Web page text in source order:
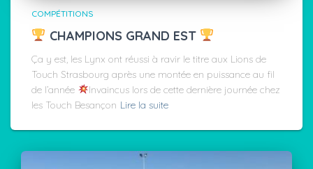
COMPÉTITIONS
CHAMPIONS GRAND EST
Ça y est, les Lynx ont réussi à ravir le titre aux Lions de
Touch Strasbourg après une montée en puissance au fil
de l’année
Invaincus lors de cette dernière journée chez
les Touch Besançon Lire la suite